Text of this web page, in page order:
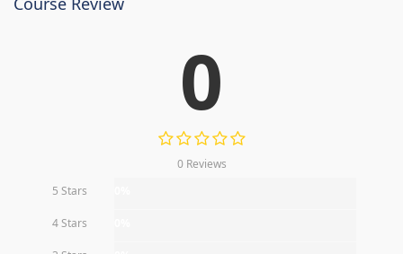
0
0 Reviews
5 Stars
4 Stars